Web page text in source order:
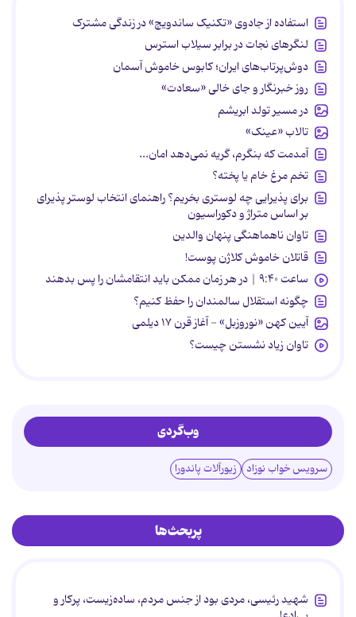
استفاده از جادوی «تکنیک ساندویچ» در زندگی مشترک
لنگرهای نجات در برابر سیلاب استرس
دوش‌پرتاب‌های ایران؛ کابوس خاموش آسمان
روز خبرنگار و جای خالی «سعادت»
در مسیر تولد ابریشم
تالاب «عینک»
آمدمت که بنگرم، گریه نمی‌دهد امان...
تخم مرغ خام یا پخته؟
برای پذیرایی چه لوستری بخریم؟ راهنمای انتخاب لوستر پذیرای
بر اساس متراژ و دکوراسیون
تاوان ناهماهنگی پنهان والدین
قاتلان خاموش کلاژن پوست!
ساعت ۹:۴۰ | در هر زمان ممکن باید انتقامشان را پس بدهند
چگونه استقلال سالمندان را حفظ کنیم؟
آیین کهن «نوروزبل» - آغاز قرن ۱۷ دیلمی
تاوان زیاد نشستن چیست؟
وب‌گردی
سرویس خواب نوزاد زیورآلات پاندورا
پربحث‌ها
شهید رئیسی، مردی بود از جنس مردم، ساده‌زیست، پرکار و